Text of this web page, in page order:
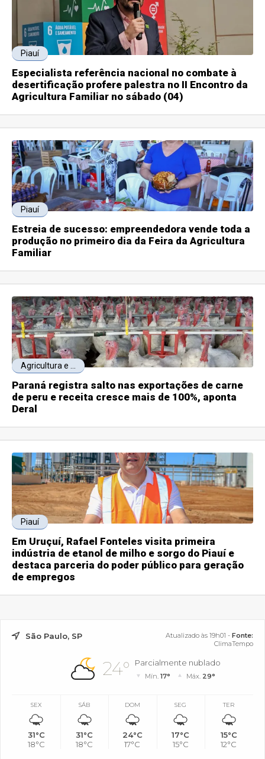
Piauí
Especialista referência nacional no combate à
desertificação profere palestra no II Encontro da
Agricultura Familiar no sábado (04)
Piauí
Estreia de sucesso: empreendedora vende toda a
produção no primeiro dia da Feira da Agricultura
Familiar
Agricultura e ...
Paraná registra salto nas exportações de carne
de peru e receita cresce mais de 100%, aponta
Deral
Piauí
Em Uruçuí, Rafael Fonteles visita primeira
indústria de etanol de milho e sorgo do Piauí e
destaca parceria do poder público para geração
de empregos
São Paulo, SP Atualizado às 19h01 - Fonte:
ClimaTempo
24° Parcialmente nublado
Mín.17° Máx. 29°
SEX
31°C
18°C
SÁB
31°C
18°C
DOM
24°C
17°C
SEG
17°C
15°C
TER
15°C
12°C